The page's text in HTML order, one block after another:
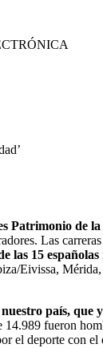
Patrimonio de
Las
las 15
Eivissa,
país, que
14.989 fueron
el deporte con